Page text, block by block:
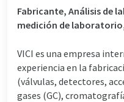
Fabricante, Análisis de
medición de
VICI es una empresa
experiencia en la
(válvulas, detectores,
gases (GC),